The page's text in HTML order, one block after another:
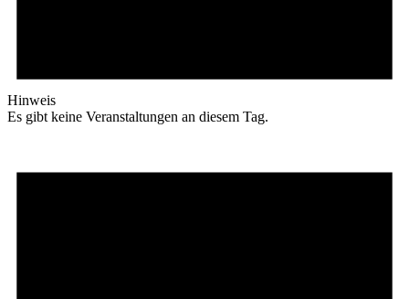
Hinweis
Es gibt keine Veranstaltungen an diesem Tag.